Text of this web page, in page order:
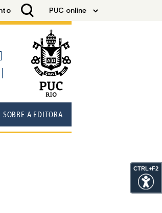
CTRL+F2
SOBRE A EDITORA